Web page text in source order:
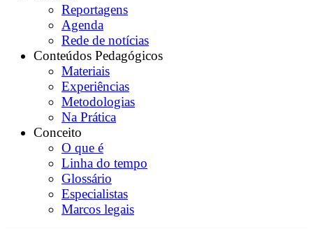
Reportagens
Agenda
Rede de notícias
Conteúdos Pedagógicos
Materiais
Experiências
Metodologias
Na Prática
Conceito
O que é
Linha do tempo
Glossário
Especialistas
Marcos legais